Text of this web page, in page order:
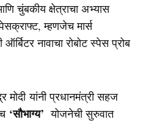
चुंबकीय क्षेत्राचा अभ्यास
म्हणजेच मार्स
नावाचा रोबोट स्पेस प्रोब
मोदी यांनी प्रधानमंत्री सहज
‘सौभाग्य’ योजनेची सुरुवात